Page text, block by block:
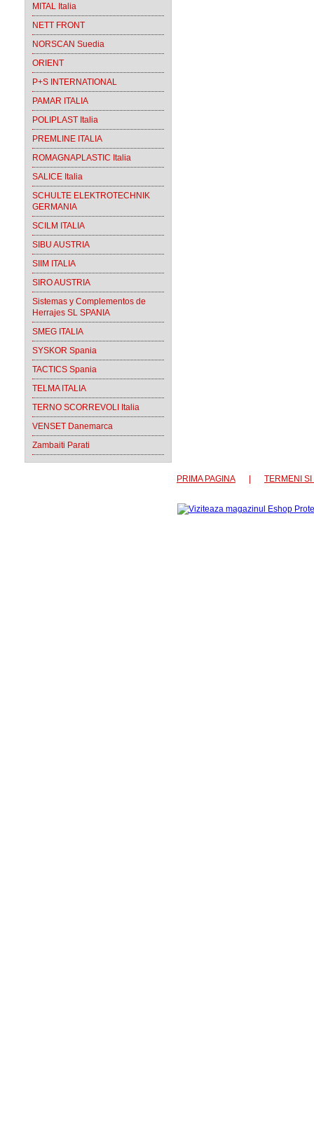
MITAL Italia
NETT FRONT
NORSCAN Suedia
ORIENT
P+S INTERNATIONAL
PAMAR ITALIA
POLIPLAST Italia
PREMLINE ITALIA
ROMAGNAPLASTIC Italia
SALICE Italia
SCHULTE ELEKTROTECHNIK
GERMANIA
SCILM ITALIA
SIBU AUSTRIA
SIIM ITALIA
SIRO AUSTRIA
Sistemas y Complementos de
Herrajes SL SPANIA
SMEG ITALIA
SYSKOR Spania
TACTICS Spania
TELMA ITALIA
TERNO SCORREVOLI Italia
VENSET Danemarca
Zambaiti Parati
PRIMA PAGINA TERMENI SI